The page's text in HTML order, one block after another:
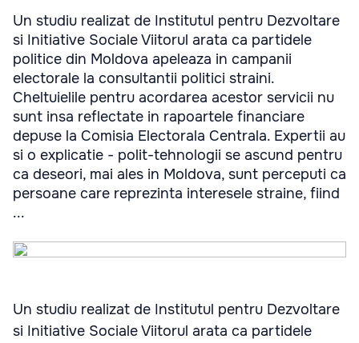
Un studiu realizat de Institutul pentru Dezvoltare
si Initiative Sociale Viitorul arata ca partidele
politice din Moldova apeleaza in campanii
electorale la consultantii politici straini.
Cheltuielile pentru acordarea acestor servicii nu
sunt insa reflectate in rapoartele financiare
depuse la Comisia Electorala Centrala. Expertii au
si o explicatie - polit-tehnologii se ascund pentru
ca deseori, mai ales in Moldova, sunt perceputi ca
persoane care reprezinta interesele straine, fiind
...
Un studiu realizat de Institutul pentru Dezvoltare
si Initiative Sociale Viitorul arata ca partidele